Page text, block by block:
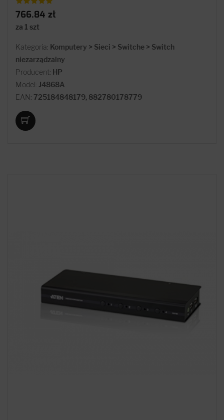
766.84 zł
za 1 szt
Kategoria: Komputery > Sieci > Switche > Switch
niezarządzalny
Producent: HP
Model: J4868A
EAN: 725184848179, 882780178779